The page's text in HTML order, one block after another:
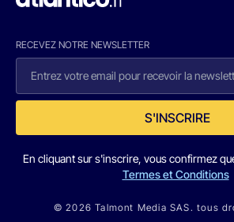
RECEVEZ NOTRE NEWSLETTER
S'INSCRIRE
En cliquant sur s'inscrire, vous confirmez
Termes et Conditions
© 2026 Talmont Media SAS. tous